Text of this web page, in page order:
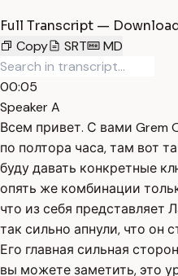
Full Transcript —
Copy
SRT MD
00:05
Speaker A
Всем привет. С вами Grem
по полтора часа, там вот
буду давать конкретные
опять же комбинации
что из себя
так сильно апнули, что он
Его главная сильная
вы можете заметить, это